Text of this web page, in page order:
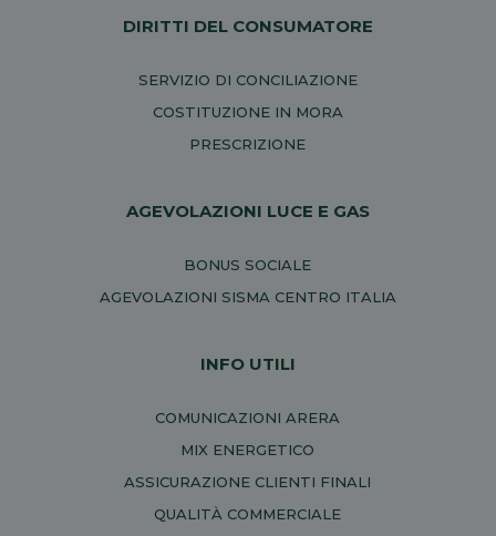
DIRITTI DEL CONSUMATORE
SERVIZIO DI CONCILIAZIONE
COSTITUZIONE IN MORA
PRESCRIZIONE
AGEVOLAZIONI LUCE E GAS
BONUS SOCIALE
AGEVOLAZIONI SISMA CENTRO ITALIA
INFO UTILI
COMUNICAZIONI ARERA
MIX ENERGETICO
ASSICURAZIONE CLIENTI FINALI
QUALITÀ COMMERCIALE